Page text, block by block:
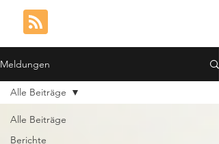
Meldungen
Alle Beiträge
Berichte
Alle Beiträge